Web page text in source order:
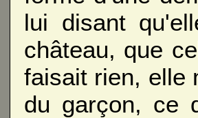
lui disant
château, que
faisait rien, elle
du garçon, ce